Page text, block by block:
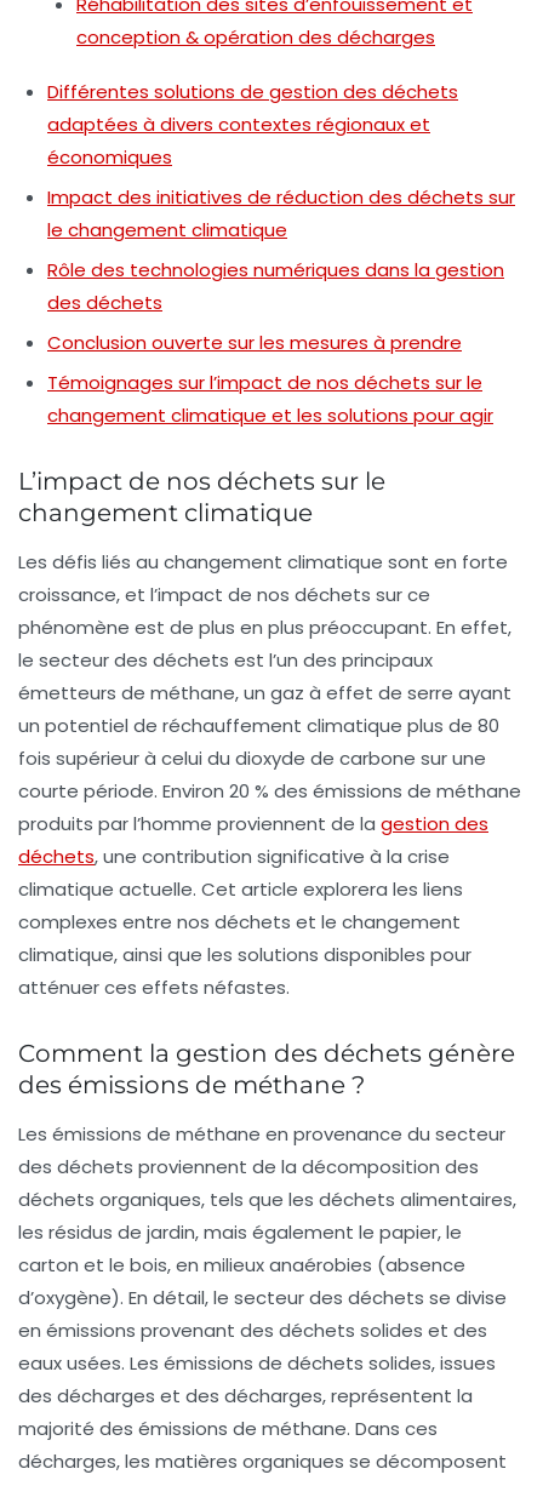
conception & opération des décharges
Différentes solutions de gestion des déchets
adaptées à divers contextes régionaux et
économiques
Impact des initiatives de réduction des déchets sur
le changement climatique
Rôle des technologies numériques dans la gestion
des déchets
Conclusion ouverte sur les mesures à prendre
Témoignages sur l’impact de nos déchets sur le
changement climatique et les solutions pour agir
L’impact de nos déchets sur le
changement climatique
Les défis liés au changement climatique sont en forte
croissance, et l’impact de nos déchets sur ce
phénomène est de plus en plus préoccupant. En effet,
le secteur des déchets est l’un des principaux
émetteurs de méthane, un gaz à effet de serre ayant
un potentiel de réchauffement climatique plus de 80
fois supérieurà celui du dioxyde de carbone sur une
courte période. Environ 20 % des émissions de méthane
produits par l’homme proviennent de la gestion des
déchets, une contribution significative à la crise
climatique actuelle. Cet article explorera les liens
complexes entre nos déchets et le changement
climatique, ainsi que les solutions disponibles pour
atténuer ces effets néfastes.
Comment la gestion des déchets génère
des émissions de méthane ?
Les émissions de méthane en provenance du secteur
des déchets proviennent de la décomposition des
déchets organiques, tels que les déchets alimentaires,
les résidus de jardin, mais également le papier, le
carton et le bois, en milieuxanaérobies (absence
d’oxygène). En détail, le secteur des déchets se divise
en émissions provenant des déchets solides et des
eaux usées. Les émissions de déchets solides, issues
des décharges et des décharges, représentent la
majorité des émissions de méthane. Dans ces
décharges, les matières organiques se décomposent